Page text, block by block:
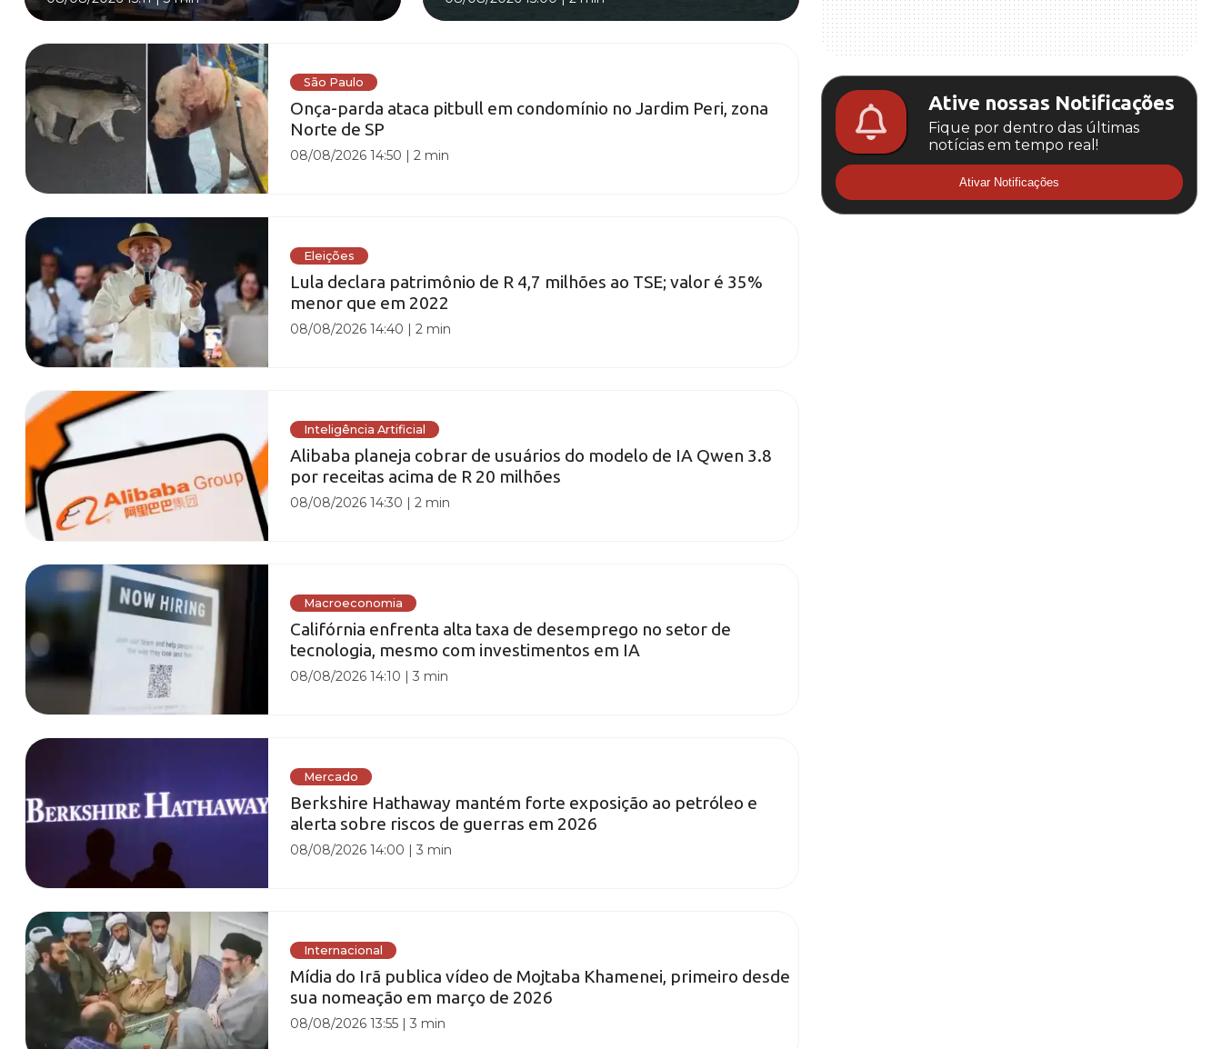
São Paulo
Onça-parda ataca pitbull em condomínio no Jardim Peri, zona
Norte de SP
08/08/2026 14:50 |2 min
Eleições
Lula declara patrimônio de R 4,7 milhões ao TSE; valor é 35%
menor que em 2022
08/08/2026 14:40 |2 min
Inteligência Artificial
Alibaba planeja cobrar de usuários do modelo de IA Qwen 3.8
por receitas acima de R 20 milhões
08/08/2026 14:30 |2 min
Macroeconomia
Califórnia enfrenta alta taxa de desemprego no setor de
tecnologia, mesmo com investimentos em IA
08/08/2026 14:10 |3 min
Mercado
Berkshire Hathaway mantém forte exposição ao petróleo e
alerta sobre riscos de guerras em 2026
08/08/2026 14:00 |3 min
Internacional
Mídia do Irã publica vídeo de Mojtaba Khamenei, primeiro desde
sua nomeação em março de 2026
08/08/2026 13:55 |3 min
Ative nossas Notificações
Fique por dentro das últimas
notícias em tempo real!
Ativar Notificações